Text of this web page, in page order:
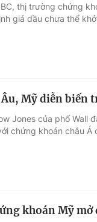
thị trường chứng
giá dầu chưa thể
Mỹ diễn biến
Jones của phố Wall
chứng khoán châu
khoán Mỹ mở